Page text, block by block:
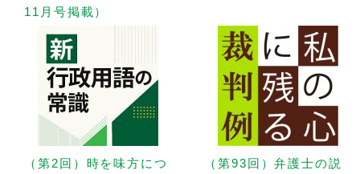
11月号掲載）
（第2回）時を味方につ
（第93回）弁護士の説